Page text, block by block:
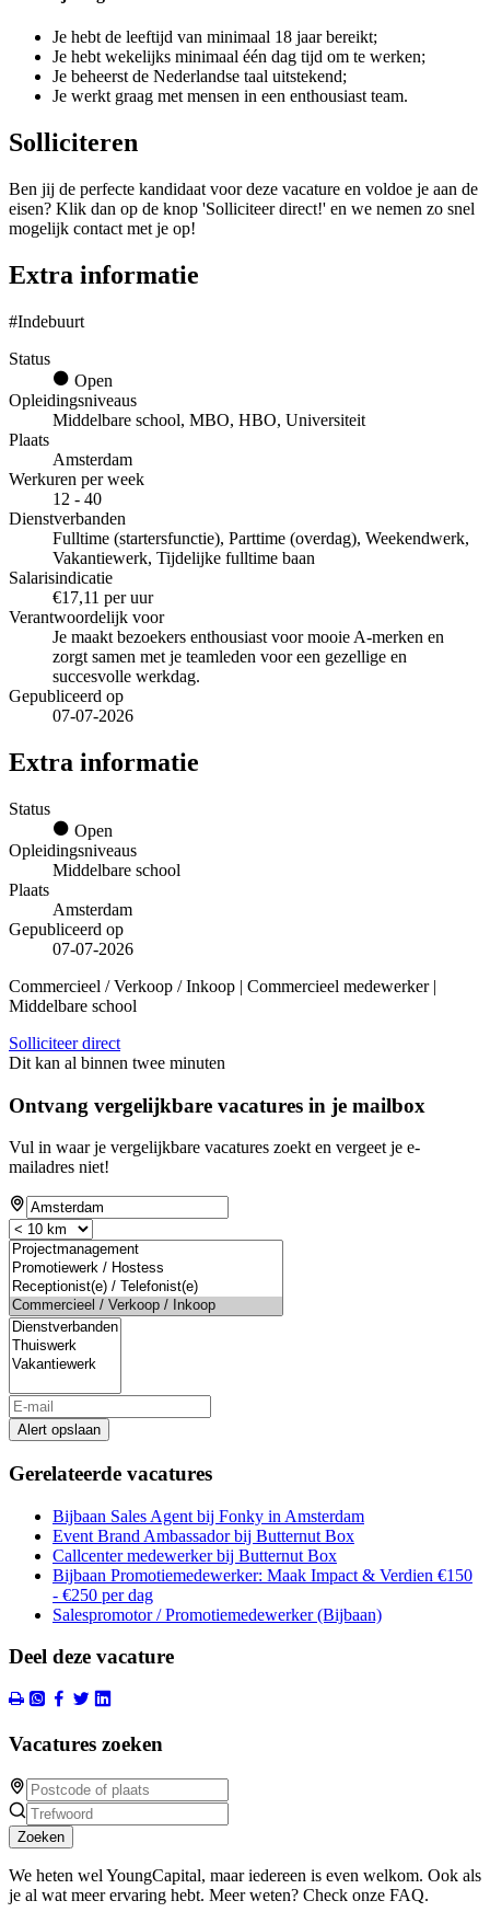
Je hebt de leeftijd van minimaal 18 jaar bereikt;
Je hebt wekelijks minimaal één dag tijd om te werken;
Je beheerst de Nederlandse taal uitstekend;
Je werkt graag met mensen in een enthousiast team.
Solliciteren
Ben jij de perfecte kandidaat voor deze vacature en voldoe je aan de
eisen? Klik dan op de knop 'Solliciteer direct!' en we nemen zo snel
mogelijk contact met je op!
Extra informatie
#Indebuurt
Status
Open
Opleidingsniveaus
Middelbare school, MBO, HBO, Universiteit
Plaats
Amsterdam
Werkuren per week
12 - 40
Dienstverbanden
Fulltime (startersfunctie), Parttime (overdag), Weekendwerk,
Vakantiewerk, Tijdelijke fulltime baan
Salarisindicatie
€17,11 per uur
Verantwoordelijk voor
Je maakt bezoekers enthousiast voor mooie A-merken en
zorgt samen met je teamleden voor een gezellige en
succesvolle werkdag.
Gepubliceerd op
07-07-2026
Extra informatie
Status
Open
Opleidingsniveaus
Middelbare school
Plaats
Amsterdam
Gepubliceerd op
07-07-2026
Commercieel / Verkoop / Inkoop | Commercieel medewerker |
Middelbare school
Solliciteer direct
Dit kan al binnen twee minuten
Ontvang vergelijkbare vacatures in je mailbox
Vul in waar je vergelijkbare vacatures zoekt en vergeet je e-
mailadres niet!
Alert opslaan
Gerelateerde vacatures
Bijbaan Sales Agent bij Fonky in Amsterdam
Event Brand Ambassador bij Butternut Box
Callcenter medewerker bij Butternut Box
Bijbaan Promotiemedewerker: Maak Impact & Verdien €150
- €250 per dag
Salespromotor / Promotiemedewerker (Bijbaan)
Deel deze vacature
Vacatures zoeken
Zoeken
We heten wel YoungCapital, maar iedereen is even welkom. Ook als
je al wat meer ervaring hebt. Meer weten? Check onze FAQ.